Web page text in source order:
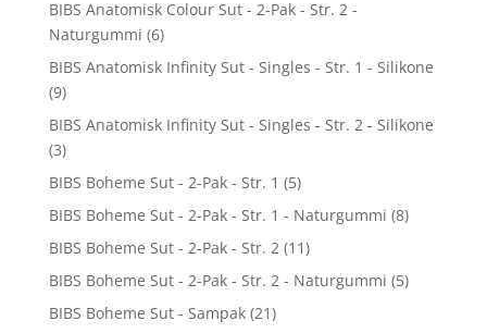
BIBS Anatomisk Colour Sut - 2-Pak - Str. 2 -
Naturgummi (6)
BIBS Anatomisk Infinity Sut - Singles - Str. 1 - Silikone
(9)
BIBS Anatomisk Infinity Sut - Singles - Str. 2 - Silikone
(3)
BIBS Boheme Sut - 2-Pak - Str. 1 (5)
BIBS Boheme Sut - 2-Pak - Str. 1 - Naturgummi (8)
BIBS Boheme Sut - 2-Pak - Str. 2 (11)
BIBS Boheme Sut - 2-Pak - Str. 2 - Naturgummi (5)
BIBS Boheme Sut - Sampak (21)